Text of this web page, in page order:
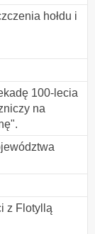
hołdu i
100-lecia
na
z Flotyllą